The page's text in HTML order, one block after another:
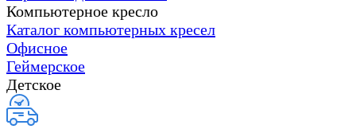
Компьютерное кресло
Каталог компьютерных кресел
Офисное
Геймерское
Детское